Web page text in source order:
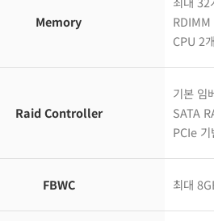
Memory
RDIMM
CPU 2
Raid Controller
기본 임
SATA
PCIe
FBWC 최대